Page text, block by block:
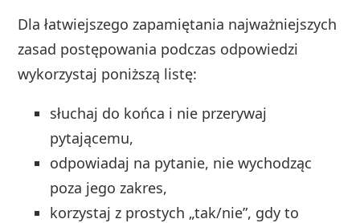
Dla łatwiejszego zapamiętania najważniejszych
zasad postępowania podczas odpowiedzi
wykorzystaj poniższą listę:
słuchaj do końca i nie przerywaj
pytającemu,
odpowiadaj na pytanie, nie wychodząc
poza jego zakres,
korzystaj z prostych „tak/nie”, gdy to